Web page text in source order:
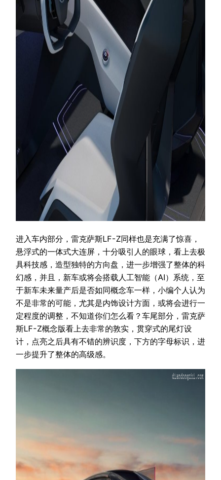
进入车内部分，雷克萨斯LF-Z同样也是充满了惊喜，
悬浮式的一体式大连屏，十分吸引人的眼球，看上去极
具科技感，造型独特的方向盘，进一步增强了整体的科
幻感，并且，新车或将会搭载人工智能（AI）系统，至
于新车未来量产后是否如同概念车一样，小编个人认为
不是非常的可能，尤其是内饰设计方面，或将会进行一
定程度的调整，不知道你们怎么看？车尾部分，雷克萨
斯LF-Z概念版看上去非常的敦实，贯穿式的尾灯设
计，点亮之后具有不错的辨识度，下方的字母标识，进
一步提升了整体的高级感。